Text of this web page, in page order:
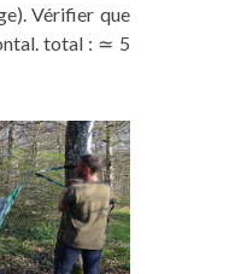
Vérifier que
total : ≃ 5